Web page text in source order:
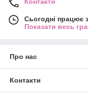
Сьогодні працює
Показати весь
Про нас
Контакти